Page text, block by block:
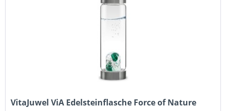
VitaJuwel ViA Edelsteinflasche Force of Nature